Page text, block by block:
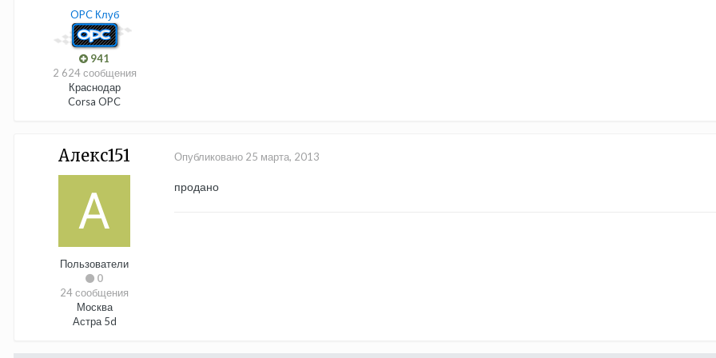
OPC Клуб
941
2 624 сообщения
Краснодар
Corsa OPC
Алекс151
Пользователи
0
24 сообщения
Москва
Астра 5d
Опубликовано 25 марта, 2013
продано